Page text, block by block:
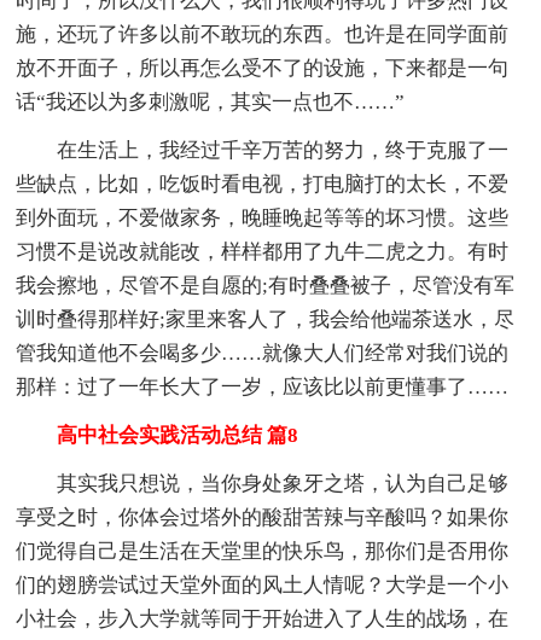
施，还玩了许多以前不敢玩的东西。也许是在同学面前
放不开面子，所以再怎么受不了的设施，下来都是一句
话“我还以为多刺激呢，其实一点也不……”
在生活上，我经过千辛万苦的努力，终于克服了一
些缺点，比如，吃饭时看电视，打电脑打的太长，不爱
到外面玩，不爱做家务，晚睡晚起等等的坏习惯。这些
习惯不是说改就能改，样样都用了九牛二虎之力。有时
我会擦地，尽管不是自愿的;有时叠叠被子，尽管没有军
训时叠得那样好;家里来客人了，我会给他端茶送水，尽
管我知道他不会喝多少……就像大人们经常对我们说的
那样：过了一年长大了一岁，应该比以前更懂事了……
高中社会实践活动总结 篇8
其实我只想说，当你身处象牙之塔，认为自己足够
享受之时，你体会过塔外的酸甜苦辣与辛酸吗？如果你
们觉得自己是生活在天堂里的快乐鸟，那你们是否用你
们的翅膀尝试过天堂外面的风土人情呢？大学是一个小
小社会，步入大学就等同于开始进入了人生的战场，在